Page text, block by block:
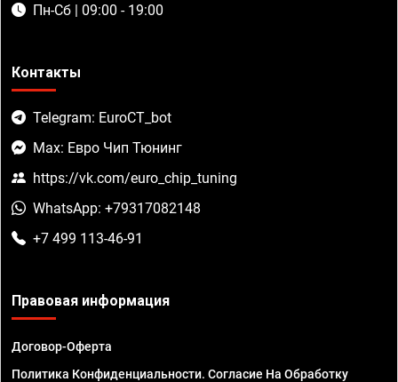
Пн-Сб | 09:00 - 19:00
Контакты
Telegram: EuroCT_bot
Max: Евро Чип Тюнинг
https://vk.com/euro_chip_tuning
WhatsApp: +79317082148
+7 499 113-46-91
Правовая информация
Договор-Оферта
Политика Конфиденциальности. Согласие На Обработку